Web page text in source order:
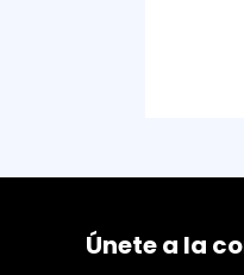
Únete a la